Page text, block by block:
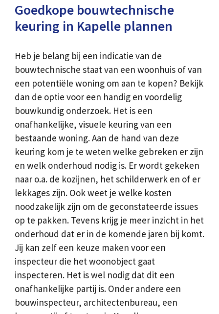
Goedkope bouwtechnische
keuring in Kapelle plannen
Heb je belang bij een indicatie van de
bouwtechnische staat van een woonhuis of van
een potentiële woning om aan te kopen? Bekijk
dan de optie voor een handig en voordelig
bouwkundig onderzoek. Het is een
onafhankelijke, visuele keuring van een
bestaande woning. Aan de hand van deze
keuring kom je te weten welke gebreken er zijn
en welk onderhoud nodig is. Er wordt gekeken
naar o.a. de kozijnen, het schilderwerk en of er
lekkages zijn. Ook weet je welke kosten
noodzakelijk zijn om de geconstateerde issues
op te pakken. Tevens krijg je meer inzicht in het
onderhoud dat er in de komende jaren bij komt.
Jij kan zelf een keuze maken voor een
inspecteur die het woonobject gaat
inspecteren. Het is wel nodig dat dit een
onafhankelijke partij is. Onder andere een
bouwinspecteur, architectenbureau, een